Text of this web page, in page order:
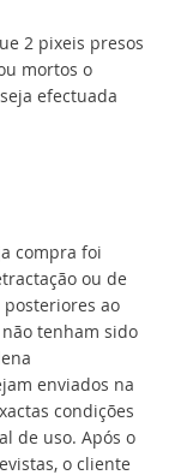
2 pixeis presos
mortos o
efectuada
compra foi
ou de
posteriores ao
tenham sido
enviados na
condições
de uso. Após o
o cliente